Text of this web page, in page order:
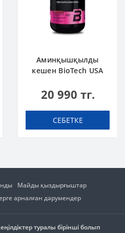
Аминқышқылды
кешен BioTech USA
Cherry 500 мл
20 990 тг.
СЕБЕТКЕ
Майды қыздырғыштар
арналған дәрумендер
туралы бірінші болып